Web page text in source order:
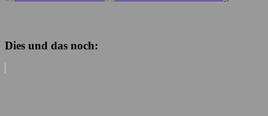
Dies und das noch: